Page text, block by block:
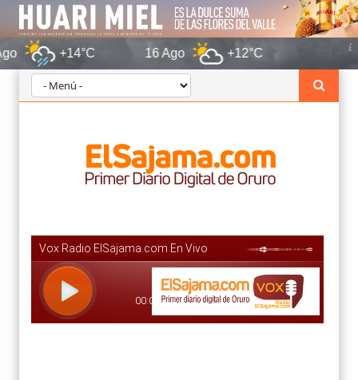
+14°C 16 Ago +12°C